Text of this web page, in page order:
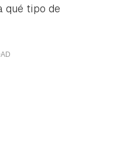
qué tipo de